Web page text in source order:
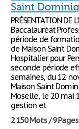
Saint
PRÉSENTATION DE
Baccalauréat
période de
de Maison Saint
Hospitalier pour
seconde période
semaines, du 12
Maison Saint
Moselle, le 20 mai
gestion et
2 150 Mots / 9 Pages